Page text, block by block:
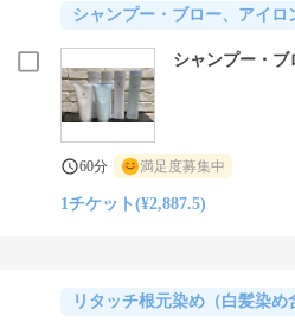
シャンプー・ブロー、アイロ
シャンプー・ブ
60分 満足度募集中
1チケット(¥2,887.5)
リタッチ根元染め（白髪染め